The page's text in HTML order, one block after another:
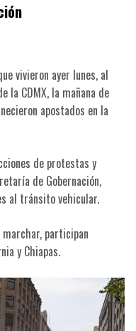
vivieron ayer lunes, al
la CDMX, la mañana de
apostados en la
de protestas y
de Gobernación,
al tránsito vehicular.
participan
y Chiapas.